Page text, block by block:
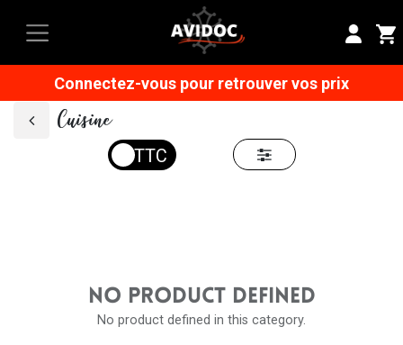
Connectez-vous pour retrouver vos prix
Cuisine
NO PRODUCT DEFINED
No product defined in this category.